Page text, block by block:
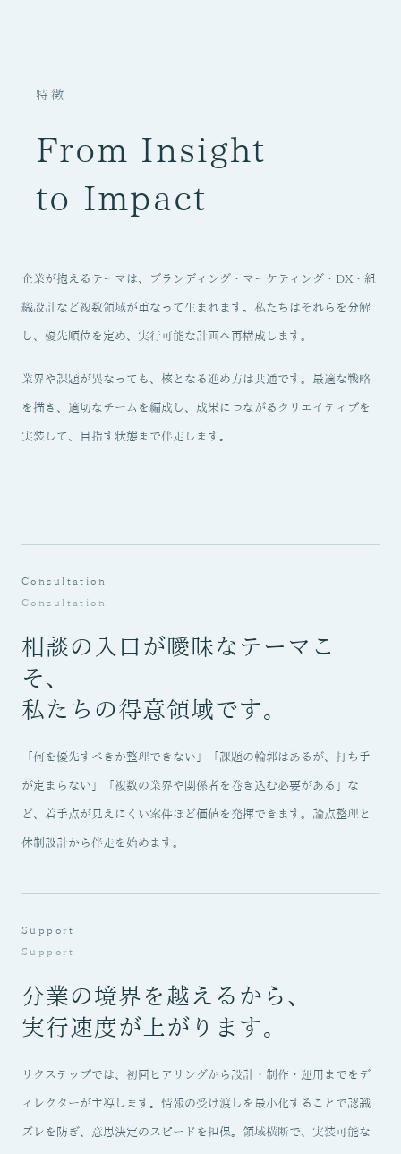
特徴
From Insight
to Impact
企業が抱えるテーマは、ブランディング・マーケティング・DX・組
織設計など複数領域が重なって生まれます。私たちはそれらを分解
し、優先順位を定め、実行可能な計画へ再構成します。
業界や課題が異なっても、核となる進め方は共通です。最適な戦略
を描き、適切なチームを編成し、成果につながるクリエイティブを
実装して、目指す状態まで伴走します。
Consultation
Consultation
相談の入口が曖昧なテーマこ
そ、
私たちの得意領域です。
「何を優先すべきか整理できない」「課題の輪郭はあるが、打ち手
が定まらない」「複数の業界や関係者を巻き込む必要がある」な
ど、着手点が見えにくい案件ほど価値を発揮できます。論点整理と
体制設計から伴走を始めます。
Support
Support
分業の境界を越えるから、
実行速度が上がります。
リクステップでは、初回ヒアリングから設計・制作・運用までをデ
ィレクターが主導します。情報の受け渡しを最小化することで認識
ズレを防ぎ、意思決定のスピードを担保。領域横断で、実装可能な